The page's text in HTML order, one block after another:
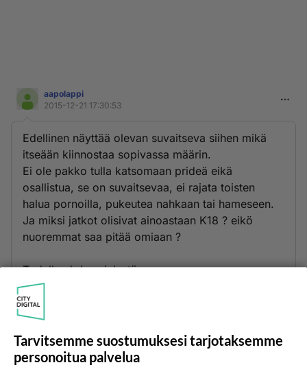
aapolappi
2015-12-21 17:30:53
Edellinen näyttää olevan suvaitseva siihen mikä
itseään kiinnostaa sopivassa määrin.
Ei ole pakko tulla katsomaan prideä eikä
osallistua, se on suvaitsevaa, ei rajata toisten
halua pornoilla, pukeutea nahkaan tai hameseen.
Ja miksi jatkot olisivat ainoastaan K18 ? eikö
nuoremmat saa pitää omiaan ?
Todella ahdasmielestä.
On uimarantoja jossa on eriosastot kaikille ja
pitemmälle kun kävelee alkaa nudistiosasto ja
sukupuolivähemmistöjen osastot ja ei ole pakko
kävellä sinne asti jos ei pidä siitä meiningistä.
Tarvitsemme suostumuksesi tarjotaksemme
personoitua palvelua